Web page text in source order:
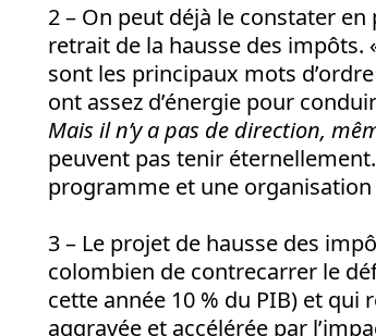
2 – On peut déjà le constater
retrait de la hausse des impôts.
sont les principaux mots
ont assez d’énergie pour
Mais il n’y a pas de direction,
peuvent pas tenir
programme et une
3 – Le projet de hausse des
colombien de contrecarrer le
cette année 10 % du PIB) et
aggravée et accélérée par